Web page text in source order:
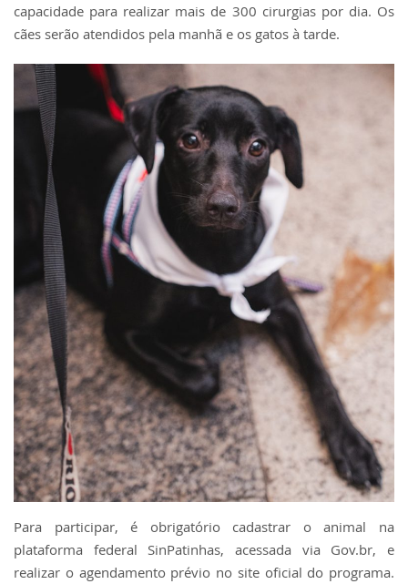
capacidade para realizar mais de 300 cirurgias por dia. Os
cães serão atendidos pela manhã e os gatos à tarde.
Para participar, é obrigatório cadastrar o animal na
plataforma federal SinPatinhas, acessada via Gov.br, e
realizar o agendamento prévio no site oficial do programa.